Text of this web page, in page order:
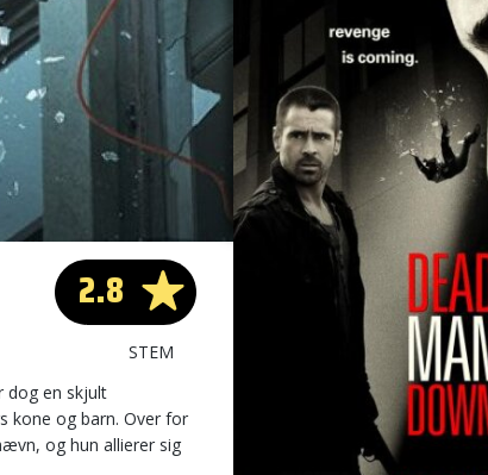
2.8
STEM
dog en skjult
kone og barn. Over for
og hun allierer sig